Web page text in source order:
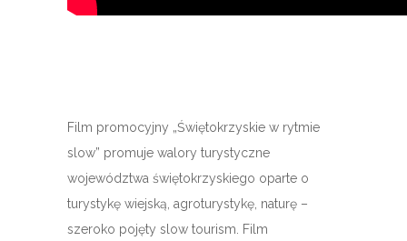
Film promocyjny „Świętokrzyskie w rytmie
slow” promuje walory turystyczne
województwa świętokrzyskiego oparte o
turystykę wiejską, agroturystykę, naturę –
szeroko pojęty slow tourism. Film